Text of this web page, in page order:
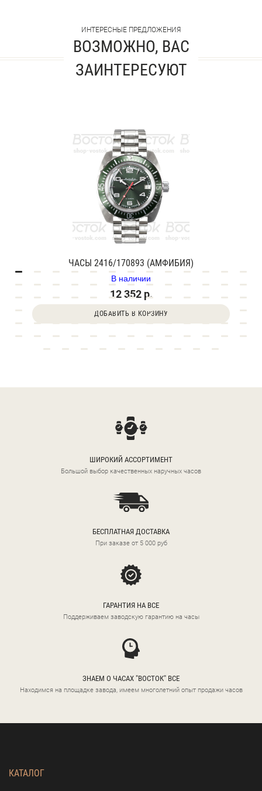
ИНТЕРЕСНЫЕ ПРЕДЛОЖЕНИЯ
ВОЗМОЖНО, ВАС
ЗАИНТЕРЕСУЮТ
ЧАСЫ 2416/170893 (АМФИБИЯ)
В наличии
12 352 р.
ДОБАВИТЬ В КОРЗИНУ
ШИРОКИЙ АССОРТИМЕНТ
Большой выбор качественных наручных часов
БЕСПЛАТНАЯ ДОСТАВКА
При заказе от 5 000 руб
ГАРАНТИЯ НА ВСЕ
Поддерживаем заводскую гарантию на часы
ЗНАЕМ О ЧАСАХ "ВОСТОК" ВСЕ
Находимся на площадке завода, имеем многолетний опыт продажи часов
КАТАЛОГ